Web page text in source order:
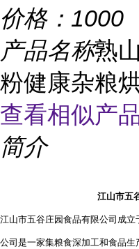
价格： 1000
产品名称熟
粉健康杂粮
查看相似产
简介
江山市五
江山市五谷庄园食品有限公司成立
公司是一家集粮食深加工和食品